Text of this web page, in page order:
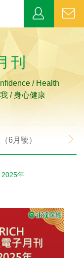
6月號） 221期
刊
/ Health
/ 身心健康
年